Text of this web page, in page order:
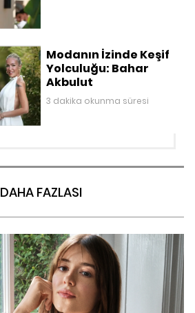
Modanın İzinde Keşif
Yolculuğu: Bahar
Akbulut
3 dakika okunma süresi
DAHA FAZLASI